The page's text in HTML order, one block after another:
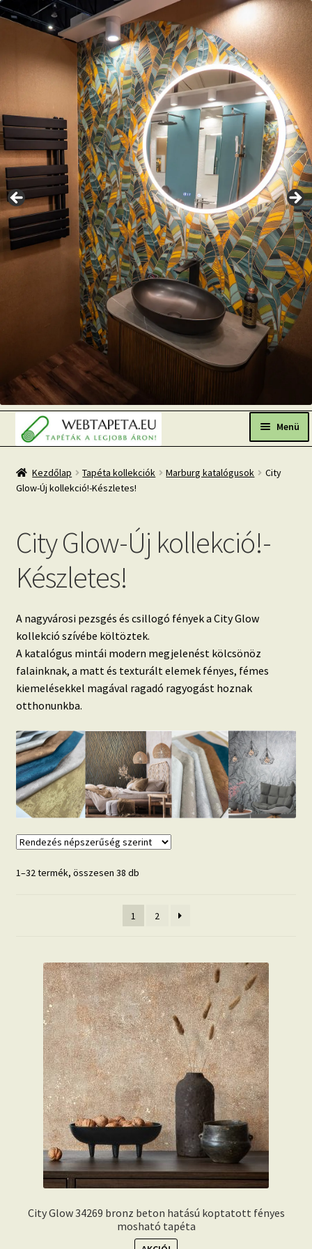
Ugrás
a
navigációhoz
Kilépés
a
tartalomba Menü
Népszerű tapéták
Tapéta BLOG
Mi az a fotótapéta?
Tapétázási tanácsok
Beton hatású tapéták
Kapcsolat
Kezdőlap Tapéta kollekciók Marburg katalógusok
City
Glow-Új kollekció!-Készletes!
City Glow-Új kollekció!-
Készletes!
A nagyvárosi pezsgés és csillogó fények a City Glow
kollekció szívébe költöztek.
A katalógus mintái modern megjelenést kölcsönöz
falainknak, a matt és texturált elemek fényes, fémes
kiemelésekkel magával ragadó ragyogást hoznak
otthonunkba.
1–32 termék, összesen 38 dbSorted
popularity
1
2
City Glow 34269 bronz beton hatású koptatott fényes
mosható tapéta